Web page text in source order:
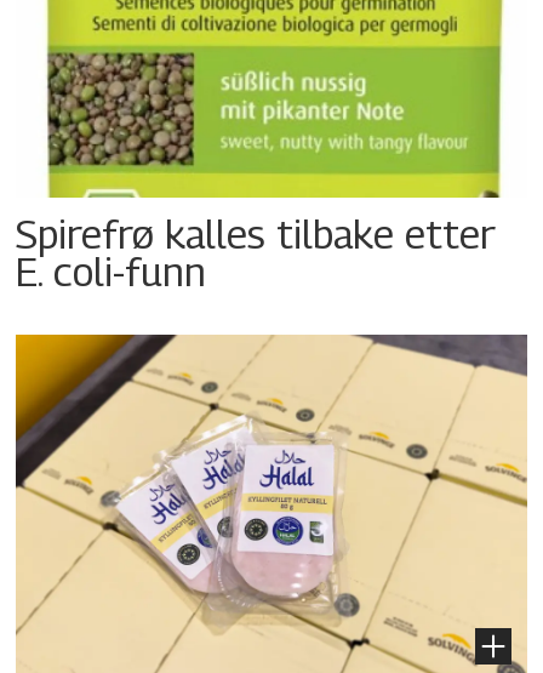
Spirefrø kalles tilbake etter
E. coli-funn